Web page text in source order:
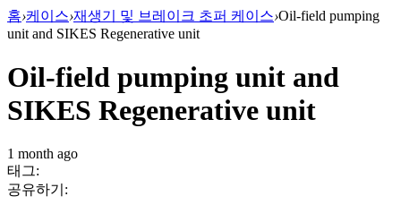
홈›케이스›재생기 및 브레이크 초퍼 케이스›Oil-field pumping
unit and SIKES Regenerative unit
Oil-field pumping unit and
SIKES Regenerative unit
1 month ago
태그:
공유하기: